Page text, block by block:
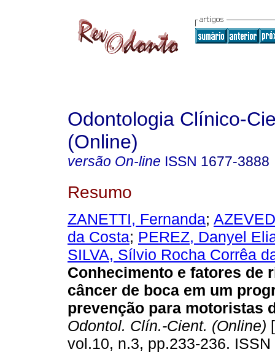
Odontologia Clínico-
(Online)
versão On-line ISSN 1677-3888
Resumo
ZANETTI, Fernanda;
da Costa; PEREZ, Danyel
SILVA, Sílvio Rocha Corrêa
Conhecimento e fatores de
câncer de boca em um
prevenção para motoristas
Odontol. Clín.-Cient. (Online)
vol.10, n.3, pp.233-236.